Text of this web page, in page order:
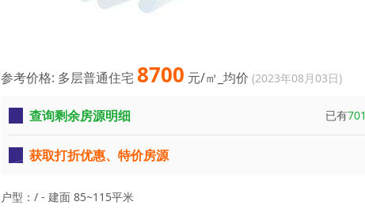
参考价格: 多层普通住宅 8700 元/㎡_均价 (2023年08月03日)
查询剩余房源明细 已有701
获取打折优惠、特价房源
户型： / - 建面 85~115平米